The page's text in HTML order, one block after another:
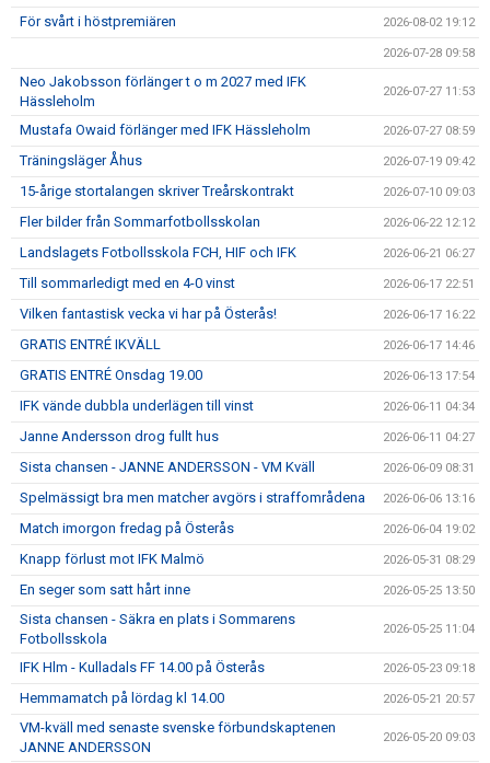
För svårt i höstpremiären 2026-08-02 19:12
2026-07-28 09:58
Neo Jakobsson förlänger t o m 2027 med IFK
Hässleholm
2026-07-27 11:53
Mustafa Owaid förlänger med IFK Hässleholm 2026-07-27 08:59
Träningsläger Åhus 2026-07-19 09:42
15-årige stortalangen skriver Treårskontrakt 2026-07-10 09:03
Fler bilder från Sommarfotbollsskolan 2026-06-22 12:12
Landslagets Fotbollsskola FCH, HIF och IFK 2026-06-21 06:27
Till sommarledigt med en 4-0 vinst 2026-06-17 22:51
Vilken fantastisk vecka vi har på Österås! 2026-06-17 16:22
GRATIS ENTRÉ IKVÄLL 2026-06-17 14:46
GRATIS ENTRÉ Onsdag 19.00 2026-06-13 17:54
IFK vände dubbla underlägen till vinst 2026-06-11 04:34
Janne Andersson drog fullt hus 2026-06-11 04:27
Sista chansen - JANNE ANDERSSON - VM Kväll 2026-06-09 08:31
Spelmässigt bra men matcher avgörs i straffområdena 2026-06-06 13:16
Match imorgon fredag på Österås 2026-06-04 19:02
Knapp förlust mot IFK Malmö 2026-05-31 08:29
En seger som satt hårt inne 2026-05-25 13:50
Sista chansen - Säkra en plats i Sommarens
Fotbollsskola
2026-05-25 11:04
IFK Hlm - Kulladals FF 14.00 på Österås 2026-05-23 09:18
Hemmamatch på lördag kl 14.00 2026-05-21 20:57
VM-kväll med senaste svenske förbundskaptenen
JANNE ANDERSSON
2026-05-20 09:03